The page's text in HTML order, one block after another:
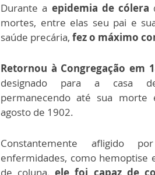
Durante a epidemia de cólera
mortes, entre elas seu pai e
saúde precária, fez o máximo
Retornou à Congregação em
designado para a casa
permanecendo até sua
agosto de 1902.
Constantemente afligido
enfermidades, como hemoptise
de coluna,ele foi capaz de